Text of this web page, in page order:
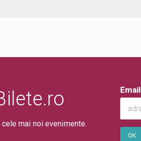
mai noi evenimente.
Email
OK